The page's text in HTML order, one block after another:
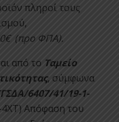
πληροί τους
(προ ΦΠΑ).
από το Ταμείο
, σύμφωνα
6407/41/19-1-
Απόφαση του